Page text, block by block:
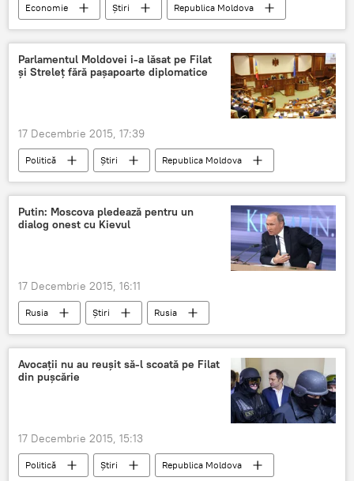
Economie Știri
Republica Moldova
Gheorghe Brega
BERD
gazoduct
Iași-Ungheni
Parlamentul Moldovei i-a lăsat pe Filat
şi Streleţ fără paşapoarte diplomatice
17 Decembrie 2015, 17:39
Politică Știri
Republica Moldova
Vlad Filat
Valeriu Streleţ proiect
Putin: Moscova pledează pentru un
dialog onest cu Kievul
17 Decembrie 2015, 16:11
Rusia Știri
Rusia
Vladimir Putin
conflict
escaladare
dialog
Ucraina
Avocaţii nu au reuşit să-l scoată pe Filat
din puşcărie
17 Decembrie 2015, 15:13
Politică Știri
Republica Moldova